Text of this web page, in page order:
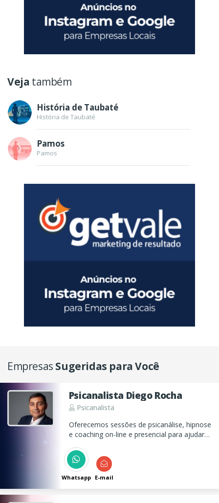
Veja também
História de Taubaté
História de Taubaté
Pamos
Pamos
Empresas Sugeridas para Você
Psicanalista Diego Rocha
Psicanalista
Oferecemos sessões de psicanálise, hipnose
e coaching on-line e presencial para ajudar
relacionamentos, promovendo
autoconhecimento e equilíbrio emocional.
Whatsapp E-mail